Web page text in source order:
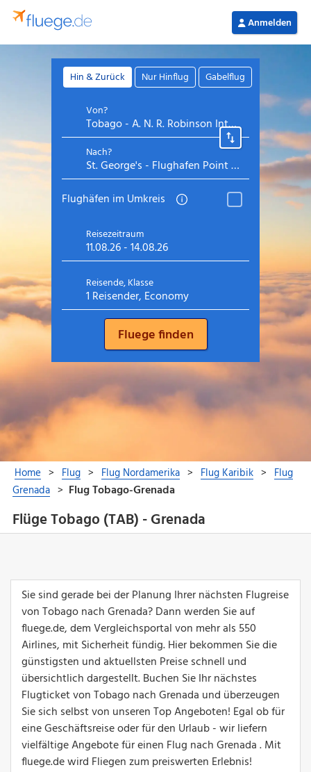
Flüge Tobago (TAB) - Grenada
Sie sind gerade bei der Planung Ihrer nächsten Flugreise
von Tobago nach Grenada? Dann werden Sie auf
fluege.de, dem Vergleichsportal von mehr als 550
Airlines, mit Sicherheit fündig. Hier bekommen Sie die
günstigsten und aktuellsten Preise schnell und
übersichtlich dargestellt. Buchen Sie Ihr nächstes
Flugticket von Tobago nach Grenada und überzeugen
Sie sich selbst von unseren Top Angeboten! Egal ob für
eine Geschäftsreise oder für den Urlaub - wir liefern
vielfältige Angebote für einen Flug nach Grenada . Mit
fluege.de wird Fliegen zum preiswerten Erlebnis!